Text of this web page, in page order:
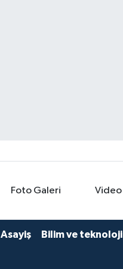
Foto Galeri Video
Asayiş Bilim ve teknoloji